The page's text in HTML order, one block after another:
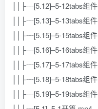
││├┈[5.12]–5-12tabs组
││├┈[5.13]–5-13tabs组
││├┈[5.15]–5-15tabs组
││├┈[5.16]–5-16tabs组
││├┈[5.17]–5-17tabs组
││├┈[5.18]–5-18tabs组
││├┈[5.19]–5-19tabs组